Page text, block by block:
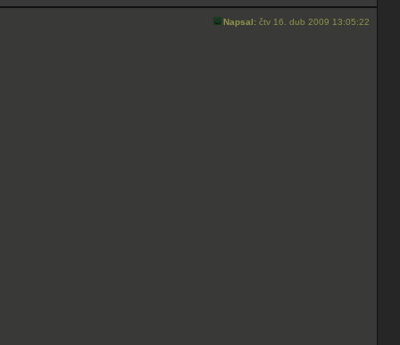
Napsal: čtv 16. dub 2009 13:05:22